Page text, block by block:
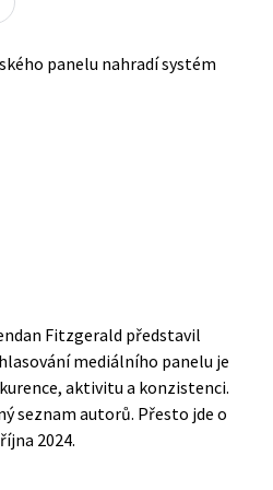
panelu nahradí systém
Fitzgerald představil
mediálního panelu je
aktivitu a konzistenci.
seznam autorů. Přesto jde o
2024.